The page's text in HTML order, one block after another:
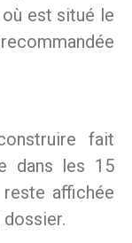
est situé le
fait
dans les 15
affichée